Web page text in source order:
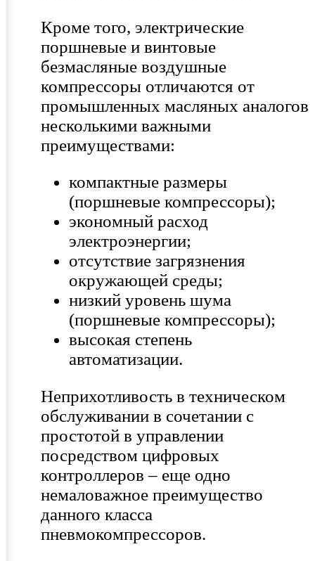
Кроме того, электрические
поршневые и винтовые
безмасляные воздушные
компрессоры отличаются от
промышленных масляных аналогов
несколькими важными
преимуществами:
компактные размеры
(поршневые компрессоры);
экономный расход
электроэнергии;
отсутствие загрязнения
окружающей среды;
низкий уровень шума
(поршневые компрессоры);
высокая степень
автоматизации.
Неприхотливость в техническом
обслуживании в сочетании с
простотой в управлении
посредством цифровых
контроллеров – еще одно
немаловажное преимущество
данного класса
пневмокомпрессоров.